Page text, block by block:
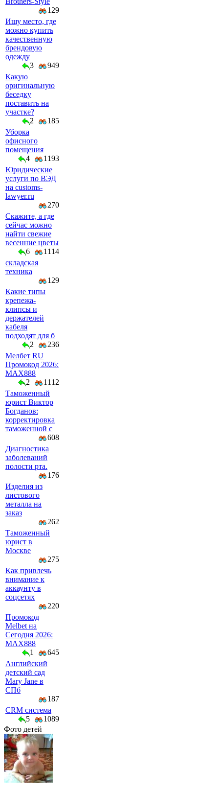
129
Ищу место, где
можно купить
качественную
брендовую
одежду
3
949
Какую
оригинальную
беседку
поставить на
участке?
2
185
Уборка
офисного
помещения
4
1193
Юридические
услуги по ВЭД
на customs-
lawyer.ru
270
Скажите, а где
сейчас можно
найти свежие
весенние цветы
6
1114
складская
техника
129
Какие типы
крепежа-
клипсы и
держателей
кабеля
подходят для б
2
236
Мелбет RU
Промокод 2026:
MAX888
2
1112
Таможенный
юрист Виктор
Богданов:
корректировка
таможенной с
608
Диагностика
заболеваний
полости рта.
176
Изделия из
листового
металла на
заказ
262
Таможенный
юрист в
Москве
275
Как привлечь
внимание к
аккаунту в
соцсетях
220
Промокод
Melbet на
Сегодня 2026:
MAX888
1
645
Английский
детский сад
Mary Jane в
СПб
187
CRM система
5
1089
Фото детей